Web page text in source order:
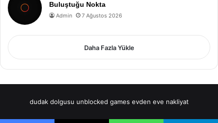
Buluştuğu Nokta
Admin 7 Ağustos 2026
Daha Fazla Yükle
dudak dolgusu unblocked games evden eve nakliyat